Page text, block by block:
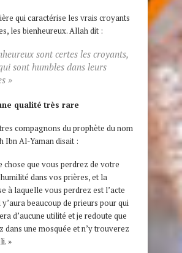
qui caractérise les vrais croyants
les bienheureux. Allah dit :
sont certes les croyants,
sont humbles dans leurs
»
qualité très rare
compagnons du prophète du nom
Ibn Al-Yaman disait :
chose que vous perdrez de votre
dans vos prières, et la
à laquelle vous perdrez est l’acte
beaucoup de prieurs pour qui
d’aucune utilité et je redoute que
dans une mosquée et n’y trouverez
»